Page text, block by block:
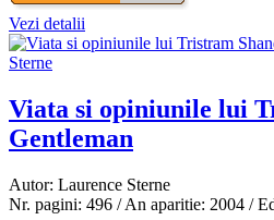
Vezi detalii
Viata si opiniunile lui
Gentleman
Autor: Laurence Sterne
Nr. pagini: 496 / An aparitie: 2004 /